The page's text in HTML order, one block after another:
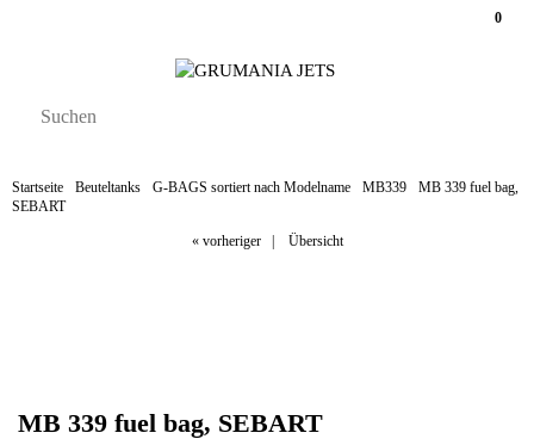
0
Startseite Beuteltanks G-BAGS sortiert nach Modelname MB339
MB 339 fuel bag,
SEBART
« vorheriger| Übersicht
MB 339 fuel bag, SEBART